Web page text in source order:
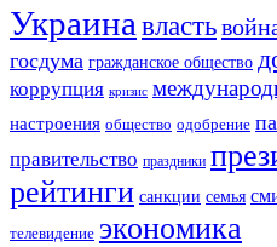
Украина власть
госдума гражданское общество
коррупция кризис
настроения общество одобрение
правительство праздники
рейтинги санкции семья
телевидение экономика